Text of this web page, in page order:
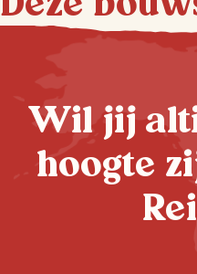
Wil jij
hoogte